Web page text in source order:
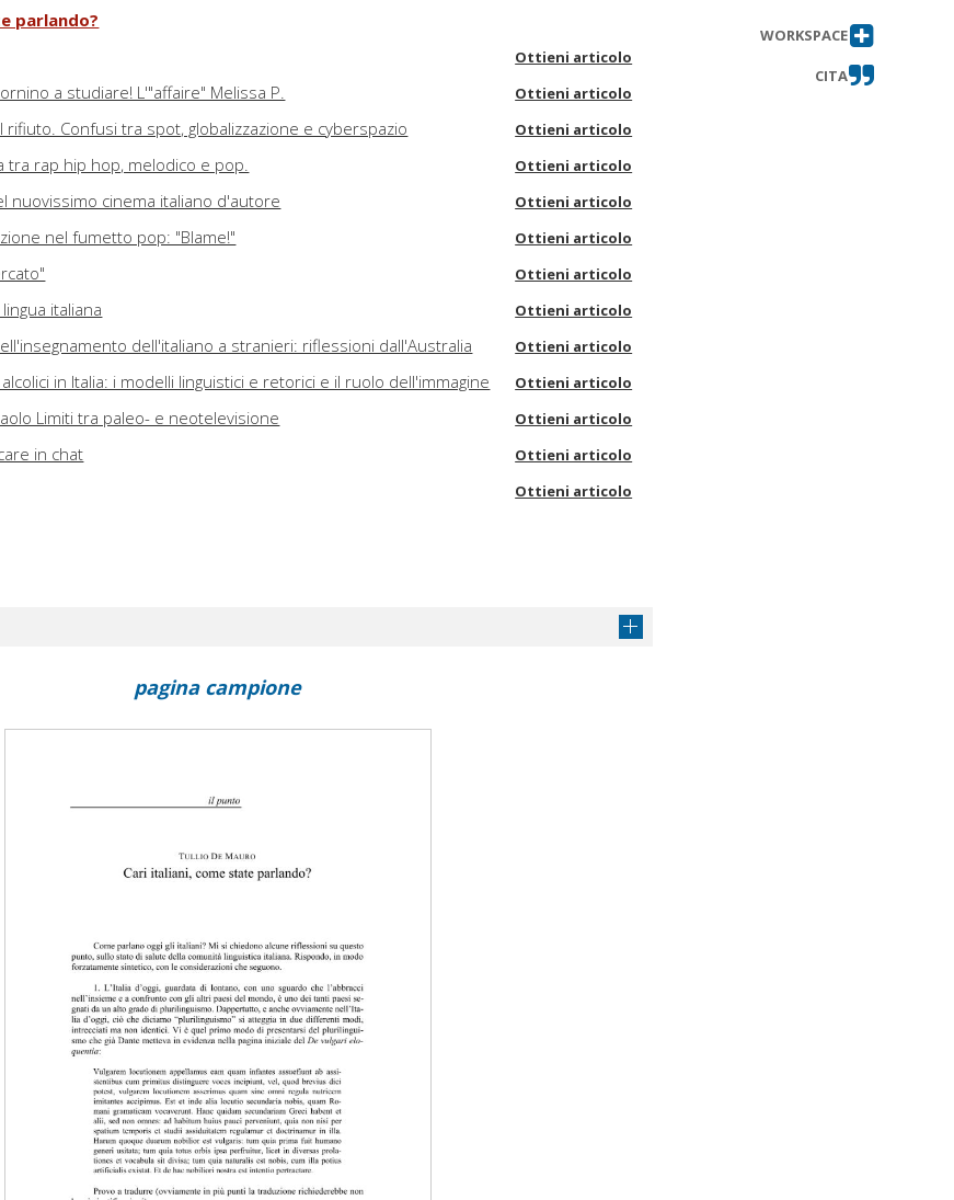
parlando?
Ottieni articolo
a studiare! L'"affaire" Melissa P. Ottieni articolo
rifiuto. Confusi tra spot, globalizzazione e cyberspazio Ottieni articolo
tra rap hip hop, melodico e pop. Ottieni articolo
nuovissimo cinema italiano d'autore Ottieni articolo
nel fumetto pop: "Blame!" Ottieni articolo
Ottieni articolo
italiana Ottieni articolo
dell'italiano a stranieri: riflessioni dall'Australia Ottieni articolo
in Italia: i modelli linguistici e retorici e il ruolo dell'immagine Ottieni articolo
Limiti tra paleo- e neotelevisione Ottieni articolo
in chat Ottieni articolo
Ottieni articolo
WORKSPACE
CITA
pagina campione